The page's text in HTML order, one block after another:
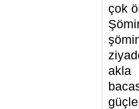
çok
akla